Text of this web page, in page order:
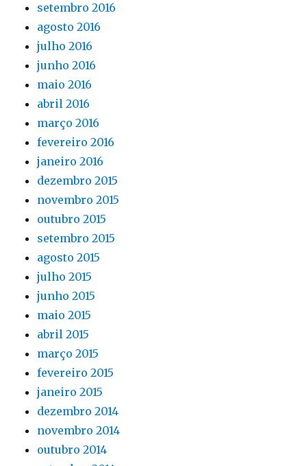
setembro 2016
agosto 2016
julho 2016
junho 2016
maio 2016
abril 2016
março 2016
fevereiro 2016
janeiro 2016
dezembro 2015
novembro 2015
outubro 2015
setembro 2015
agosto 2015
julho 2015
junho 2015
maio 2015
abril 2015
março 2015
fevereiro 2015
janeiro 2015
dezembro 2014
novembro 2014
outubro 2014